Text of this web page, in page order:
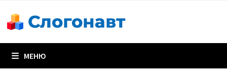
содержимому
МЕНЮ